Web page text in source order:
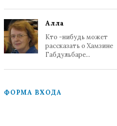
Алла
Кто -нибудь может
рассказать о Хамзине
Габдульбаре...
ФОРМА ВХОДА